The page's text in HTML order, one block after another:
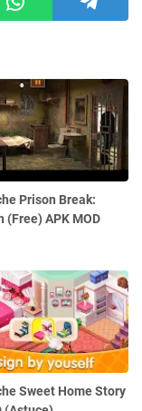
Prison Break:
(Free) APK MOD
Sweet Home Story